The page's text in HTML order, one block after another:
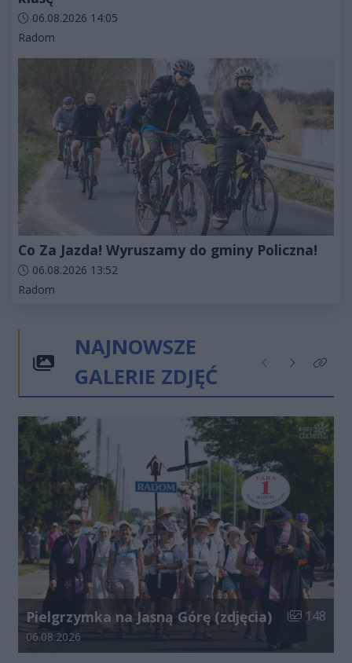
Data dodania artykułu:
06.08.2026 14:05
Kategorie artykułu:
Radom
Co Za Jazda! Wyruszamy do gminy Policzna!
Data dodania artykułu:
06.08.2026 13:52
Kategorie artykułu:
Radom
NAJNOWSZE
GALERIE ZDJĘĆ
Poprzednie
NastępneKliknij
Pielgrzymka na Jasną Górę (zdjęcia) Liczba
148
Data dodania galerii:
06.08.2026